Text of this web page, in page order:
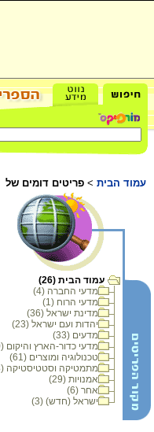
עמוד הבית > פריטים דומים של
עמוד הבית (26)
מדעי החברה (4)
מדעי הרוח (1)
מדינת ישראל (36)
יהדות ועם ישראל (23)
מדעים (33)
מדעי כדור-הארץ והיקום (30)
טכנולוגיה ומוצרים (61)
מתמטיקה וסטטיסטיקה (48)
אמנויות (29)
אחר (6)
ישראל (חדש) (3)